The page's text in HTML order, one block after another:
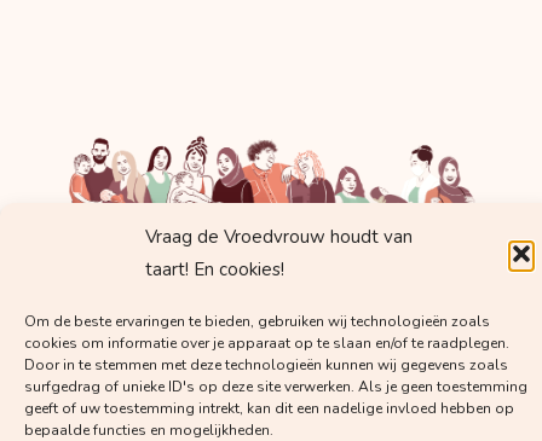
Vraag de Vroedvrouw houdt van
taart! En cookies!
Om de beste ervaringen te bieden, gebruiken wij technologieën zoals
cookies om informatie over je apparaat op te slaan en/of te raadplegen.
Door in te stemmen met deze technologieën kunnen wij gegevens zoals
surfgedrag of unieke ID's op deze site verwerken. Als je geen toestemming
geeft of uw toestemming intrekt, kan dit een nadelige invloed hebben op
bepaalde functies en mogelijkheden.
Krijg regelmatig mails met
waardevolle kennis van
Vroedvrouw Margot!